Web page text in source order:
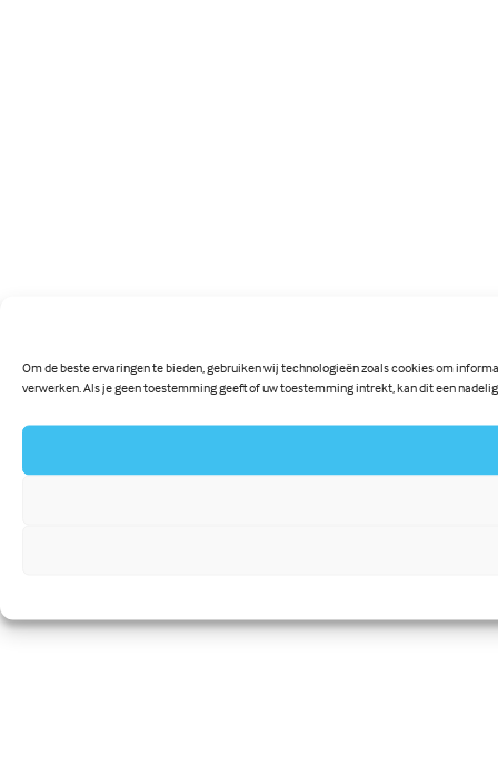
Om de beste ervaringen te bieden, gebruiken wij technologieën zoals cookies om
verwerken. Als je geen toestemming geeft of uw toestemming intrekt, kan dit een